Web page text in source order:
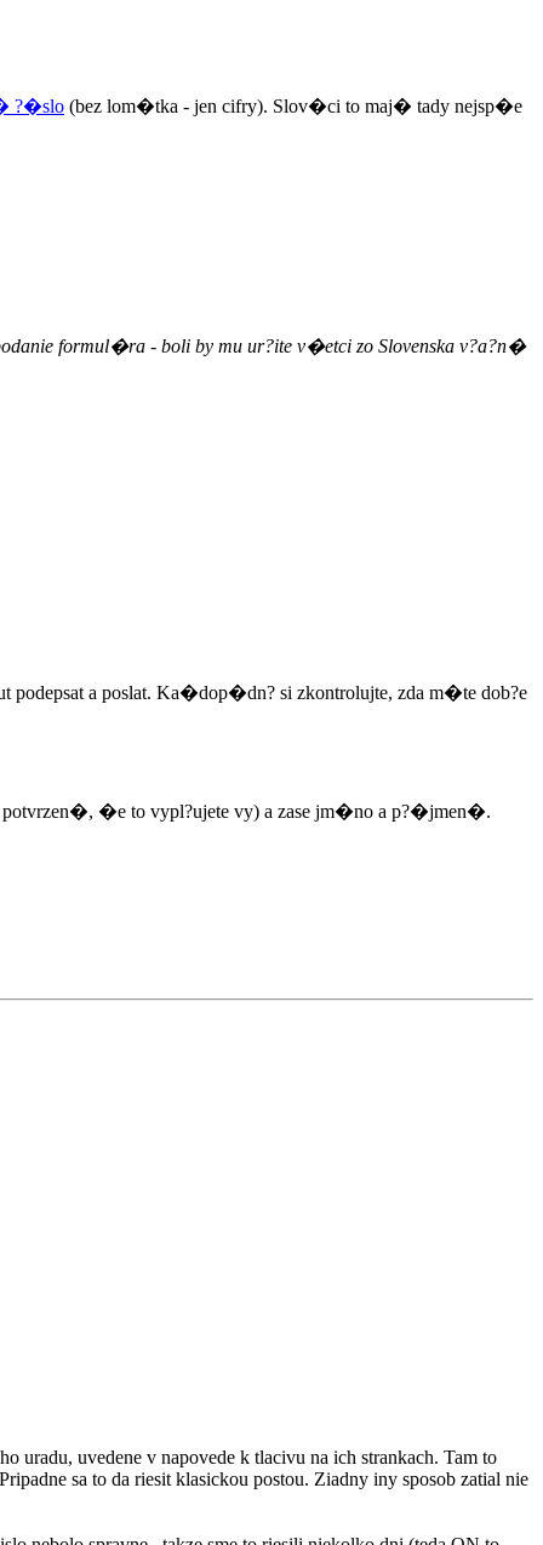
?�slo (bez lom�tka - jen cifry). Slov�ci to maj� tady nejsp�e
formul�ra - boli by mu ur?ite v�etci zo Slovenska v?a?n�
a poslat. Ka�dop�dn? si zkontrolujte, zda m�te dob?e
�e to vypl?ujete vy) a zase jm�no a p?�jmen�.
uradu, uvedene v napovede k tlacivu na ich strankach. Tam to
sa to da riesit klasickou postou. Ziadny iny sposob zatial nie